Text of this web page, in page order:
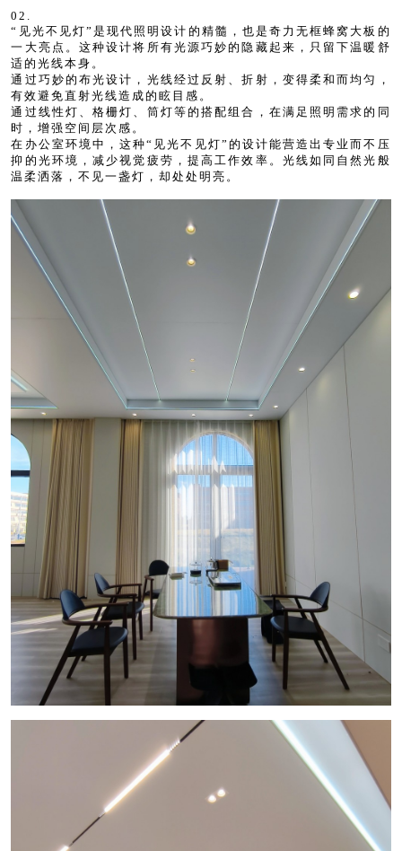
02.
“见光不见灯”是现代照明设计的精髓，也是奇力无框蜂窝大板的
一大亮点。这种设计将所有光源巧妙的隐藏起来，只留下温暖舒
适的光线本身。
通过巧妙的布光设计，光线经过反射、折射，变得柔和而均匀，
有效避免直射光线造成的眩目感。
通过线性灯、格栅灯、筒灯等的搭配组合，在满足照明需求的同
时，增强空间层次感。
在办公室环境中，这种“见光不见灯”的设计能营造出专业而不压
抑的光环境，减少视觉疲劳，提高工作效率。光线如同自然光般
温柔洒落，不见一盏灯，却处处明亮。